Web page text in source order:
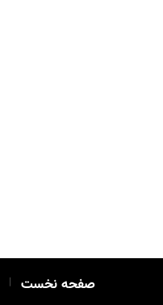
صفحه نخست |